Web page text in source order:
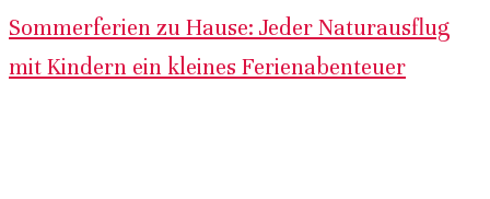
Sommerferien zu Hause: Jeder Naturausflug
mit Kindern ein kleines Ferienabenteuer